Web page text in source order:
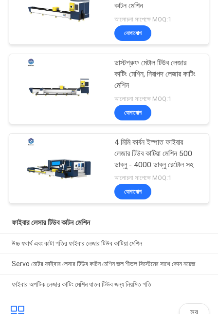
কাটন মেশিন
আলোচনা সাপেক্ষে MOQ:1
যোগাযোগ
ডাস্টপ্রুফ মেটাল টিউব লেজার
কাটিং মেশিন, নিরাপদ লেজার কাটিং
মেশিন
আলোচনা সাপেক্ষে MOQ:1
যোগাযোগ
4 মিমি কার্বন ইস্পাত ফাইবার
লেজার টিউব কাটিয়া মেশিন 500
ডাব্লু - 4000 ডাব্লু রেটোল সহ
আলোচনা সাপেক্ষে MOQ:1
যোগাযোগ
ফাইবার লেসার টিউব কাটন মেশিন
উচ্চ যথার্থ এবং কাটা গতির ফাইবার লেজার টিউব কাটিয়া মেশিন
Servo মোটর ফাইবার লেসার টিউব কাটন মেশিন জল শীতল সিস্টেমের সাথে কোন নয়েজ
ফাইবার অপটিক লেজার কাটিং মেশিন ধাতব টিউব জন্য নিয়মিত গতি
সব